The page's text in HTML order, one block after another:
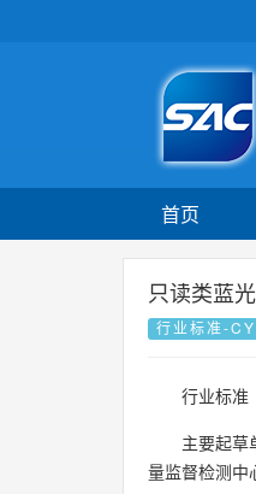
首页
只读类蓝
行业标准-
行业标准
主要起草
量监督检测中